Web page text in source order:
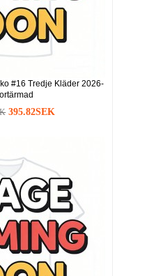
#16 Tredje Kläder 2026-
395.82SEK